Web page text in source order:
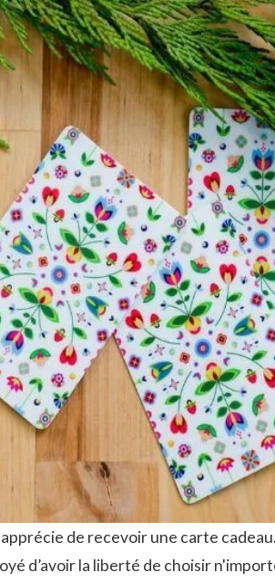
de recevoir une carte
d’avoir la liberté de choisir